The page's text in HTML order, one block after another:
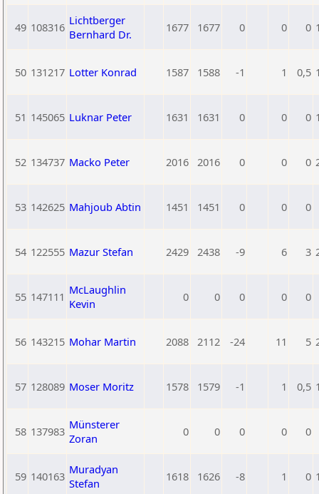
49 108316 Lichtberger
Bernhard Dr.
1677 1677 0 0 0
50 131217 Lotter Konrad 1587 1588 -1 1 0,5
51 145065 Luknar Peter 1631 1631 0 0 0
52 134737 Macko Peter 2016 2016 0 0 0
53 142625 Mahjoub Abtin 1451 1451 0 0 0
54 122555 Mazur Stefan 2429 2438 -9 6 3
55 147111 McLaughlin
Kevin
0 0 0 0 0
56 143215 Mohar Martin 2088 2112 -24 11 5
57 128089 Moser Moritz 1578 1579 -1 1 0,5
58 137983 Münsterer
Zoran
0 0 0 0 0
59 140163 Muradyan
Stefan
1618 1626 -8 1 0